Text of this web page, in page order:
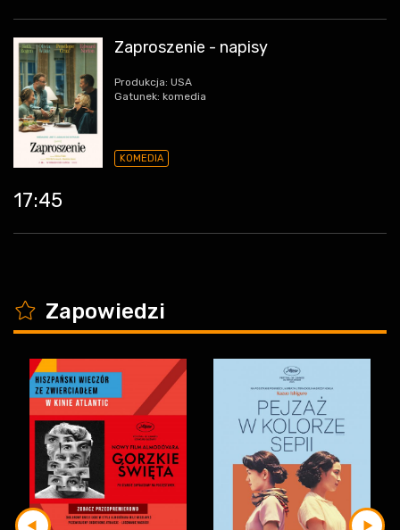
Zaproszenie - napisy
Produkcja: USA
Gatunek: komedia
KOMEDIA
17:45
K Zapowiedzi